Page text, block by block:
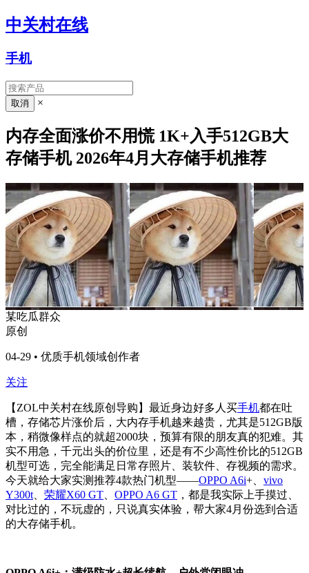
中关村在线
手机
×
内存全面涨价不用慌 1K+入手512GB大
存储手机 2026年4月大存储手机推荐
某吃瓜群众
原创
04-29 • 优质手机领域创作者
关注
【ZOL中关村在线原创导购】最近身边好多人买手机都在吐
槽，存储芯片涨价后，大内存手机越来越贵，尤其是512GB版
本，稍微像样点的就超2000块，预算有限的朋友真的犯难。其
实不用急，千元出头的价位里，还是有不少高性价比的512GB
机型可选，完全能满足日常存照片、装软件、存视频的需求。
今天就给大家实测推荐4款热门机型——OPPO A6i+、 vivo
Y300t
荣耀X60 GT OPPO A6 GT ，都是我实际上手摸过、
对比过的，不玩虚的，只说真实体验，帮大家4月份选到合适
的大存储手机。